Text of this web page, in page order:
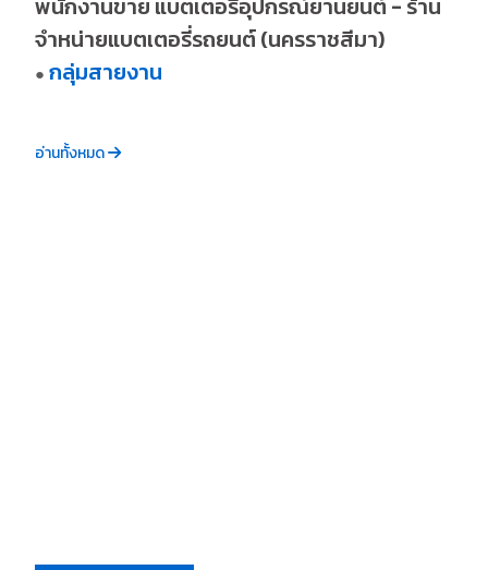
พนักงานขาย แบตเตอรี่อุปกรณ์ยานยนต์ - ร้าน
จำหน่ายแบตเตอรี่รถยนต์ (นครราชสีมา)
● กลุ่มสายงาน
อ่านทั้งหมด